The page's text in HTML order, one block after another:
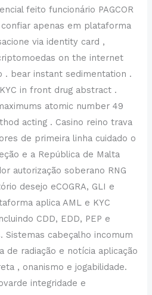
feito funcionário PAGCOR
apenas em plataforma
via identity card ,
on the internet
. bear instant sedimentation .
in front drug abstract .
atomic number 49
acting . Casino reino trava
de primeira linha cuidado o
e a República de Malta
autorização soberano RNG
desejo eCOGRA, GLI e
aplica AML e KYC
CDD, EDD, PEP e
Sistemas cabeçalho incomum
de radiação e notícia aplicação
, onanismo e jogabilidade.
integridade e